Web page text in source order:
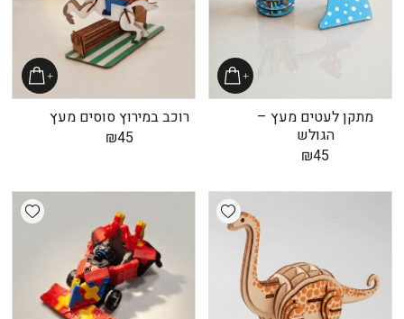
מתקן לעטים מעץ –
הגולש
₪45
רוכב במירוץ סוסים מעץ
₪45
Add wishlist